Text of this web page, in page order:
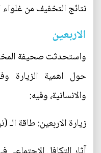
نتائج التخفيف من
الاربعين
واستحدثت صحيفة
حول اهمية الزيارة
والانسانية، وفيه:
زيارة الاربعين: طاقة الـ